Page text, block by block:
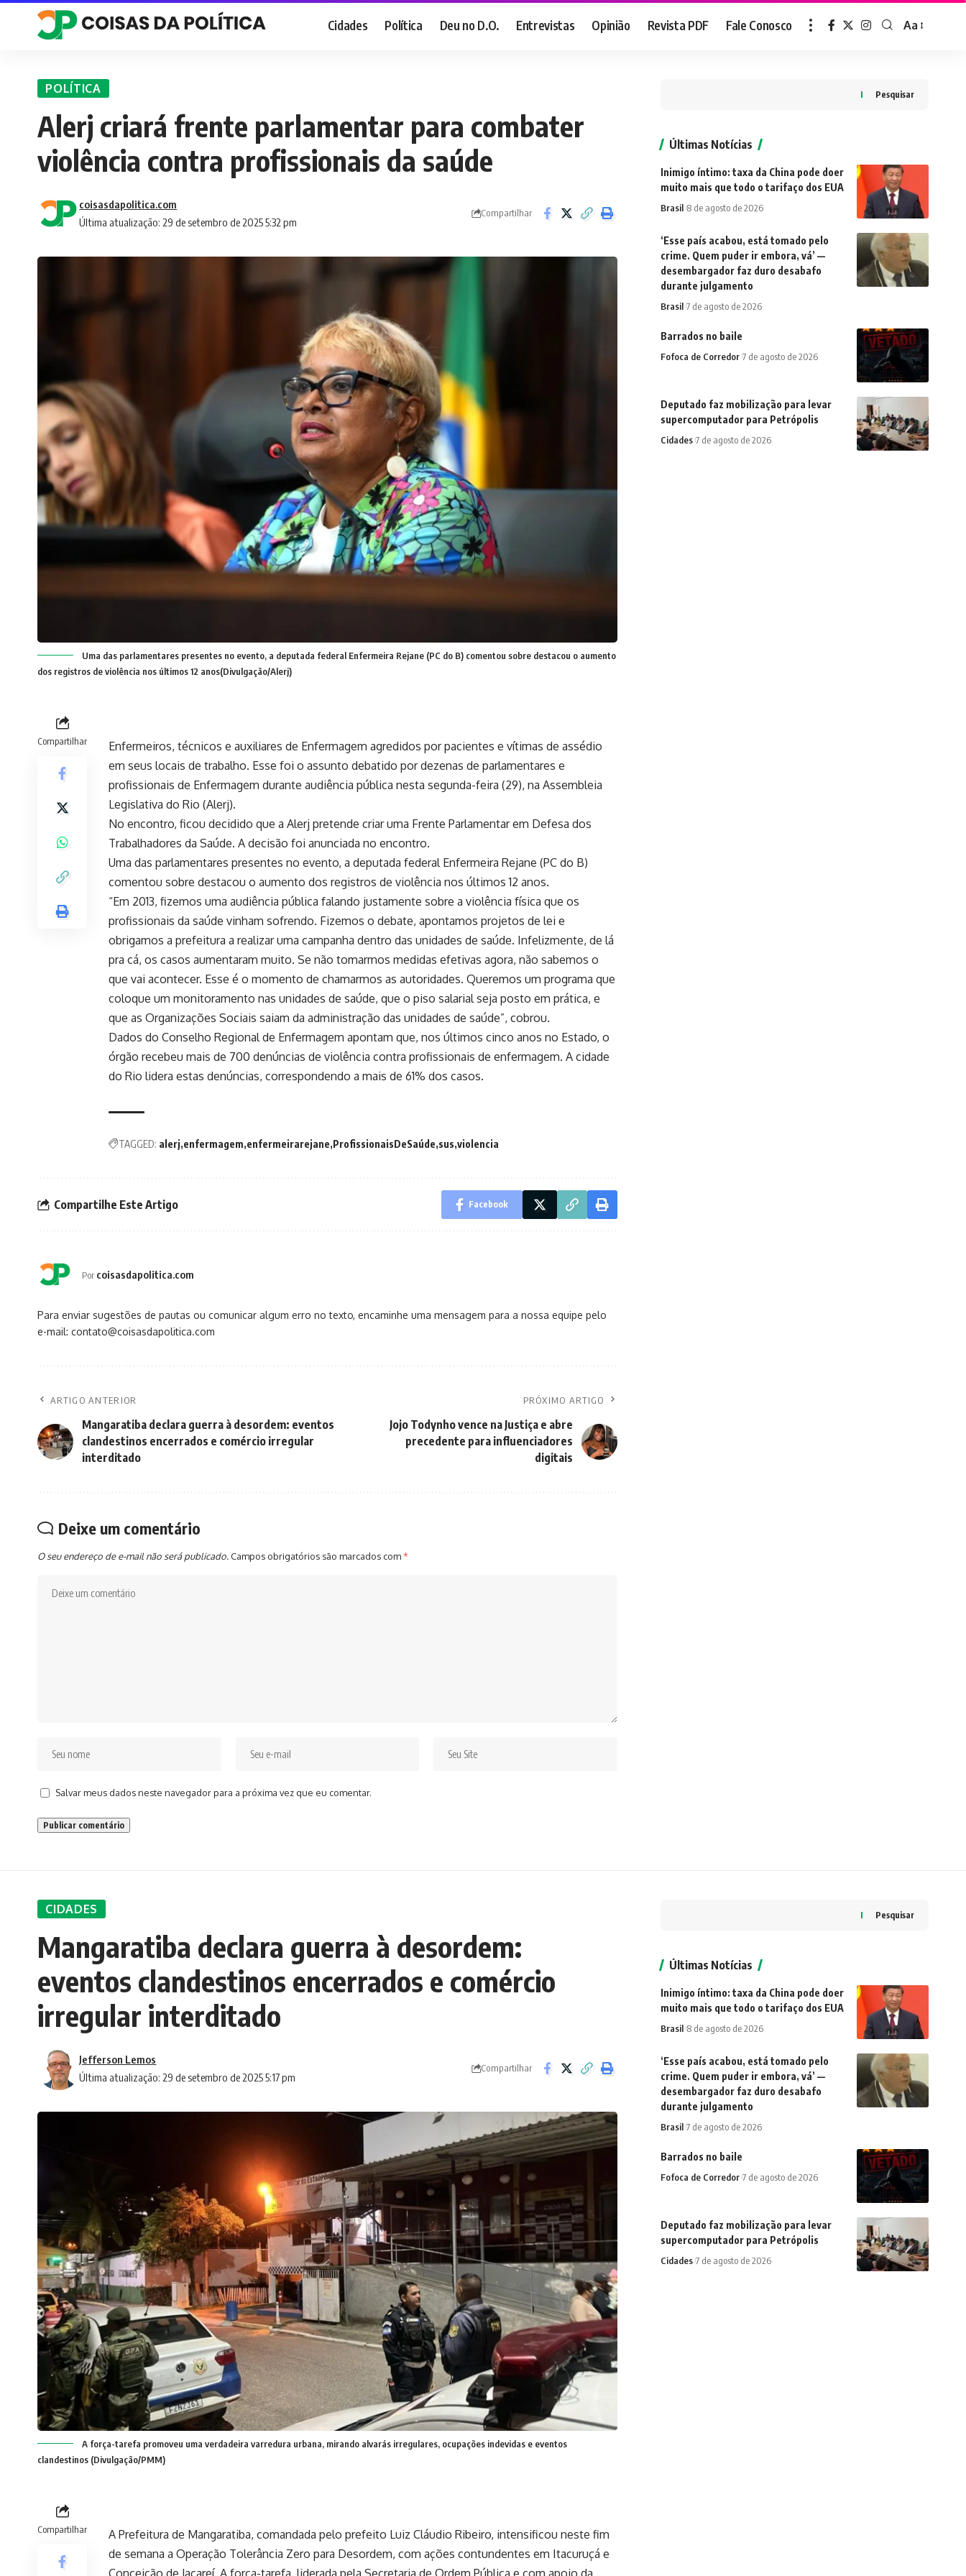
Cidades Política Deu no D.O. Entrevistas Opinião Revista PDF Fale Conosco
Font
Aa
POLÍTICA
Alerj criará frente parlamentar para combater
violência contra profissionais da saúde
Última atualização: 29 de setembro de 2025 5:32 pm
coisasdapolitica.com
Compartilhar
Uma das parlamentares presentes no evento, a deputada federal Enfermeira Rejane (PC do B) comentou sobre destacou o aumento
dos registros de violência nos últimos 12 anos(Divulgação/Alerj)
Compartilhar
Enfermeiros, técnicos e auxiliares de Enfermagem agredidos por pacientes e vítimas de assédio
em seus locais de trabalho. Esse foi o assunto debatido por dezenas de parlamentares e
profissionais de Enfermagem durante audiência pública nesta segunda-feira (29), na Assembleia
Legislativa do Rio (Alerj).
No encontro, ficou decidido que a Alerj pretende criar uma Frente Parlamentar em Defesa dos
Trabalhadores da Saúde. A decisão foi anunciada no encontro.
Uma das parlamentares presentes no evento, a deputada federal Enfermeira Rejane (PC do B)
comentou sobre destacou o aumento dos registros de violência nos últimos 12 anos.
“Em 2013, fizemos uma audiência pública falando justamente sobre a violência física que os
profissionais da saúde vinham sofrendo. Fizemos o debate, apontamos projetos de lei e
obrigamos a prefeitura a realizar uma campanha dentro das unidades de saúde. Infelizmente, de lá
pra cá, os casos aumentaram muito. Se não tomarmos medidas efetivas agora, não sabemos o
que vai acontecer. Esse é o momento de chamarmos as autoridades. Queremos um programa que
coloque um monitoramento nas unidades de saúde, que o piso salarial seja posto em prática, e
que as Organizações Sociais saiam da administração das unidades de saúde”, cobrou.
Dados do Conselho Regional de Enfermagem apontam que, nos últimos cinco anos no Estado, o
órgão recebeu mais de 700 denúncias de violência contra profissionais de enfermagem. A cidade
do Rio lidera estas denúncias, correspondendo a mais de 61% dos casos.
TAGGED: alerj enfermagem enfermeirarejane ProfissionaisDeSaúde sus violencia
Compartilhe Este Artigo Facebook
Por coisasdapolitica.com
Para enviar sugestões de pautas ou comunicar algum erro no texto, encaminhe uma mensagem para a nossa equipe pelo
e-mail: contato@coisasdapolitica.com
ARTIGO ANTERIOR
Mangaratiba declara guerra à desordem: eventos
clandestinos encerrados e comércio irregular
interditado
PRÓXIMO ARTIGO
Jojo Todynho vence na Justiça e abre
precedente para influenciadores
digitais
Deixe um comentário
O seu endereço de e-mail não será publicado. Campos obrigatórios são marcados com*
Salvar meus dados neste navegador para a próxima vez que eu comentar.
Pesquisar
Últimas Notícias
Inimigo íntimo: taxa da China pode doer
muito mais que todo o tarifaço dos EUA
Brasil 8 de agosto de 2026
‘Esse país acabou, está tomado pelo
crime. Quem puder ir embora, vá’ —
desembargador faz duro desabafo
durante julgamento
Brasil 7 de agosto de 2026
Barrados no baile
Fofoca de Corredor 7 de agosto de 2026
Deputado faz mobilização para levar
supercomputador para Petrópolis
Cidades 7 de agosto de 2026
CIDADES
Mangaratiba declara guerra à desordem:
eventos clandestinos encerrados e comércio
irregular interditado
Última atualização: 29 de setembro de 2025 5:17 pm
Jefferson Lemos
Compartilhar
A força-tarefa promoveu uma verdadeira varredura urbana, mirando alvarás irregulares, ocupações indevidas e eventos
clandestinos (Divulgação/PMM)
Compartilhar
A Prefeitura de Mangaratiba, comandada pelo prefeito Luiz Cláudio Ribeiro, intensificou neste fim
de semana a Operação Tolerância Zero para Desordem, com ações contundentes em Itacuruçá e
Pesquisar
Últimas Notícias
Inimigo íntimo: taxa da China pode doer
muito mais que todo o tarifaço dos EUA
Brasil 8 de agosto de 2026
‘Esse país acabou, está tomado pelo
crime. Quem puder ir embora, vá’ —
desembargador faz duro desabafo
durante julgamento
Brasil 7 de agosto de 2026
Barrados no baile
Fofoca de Corredor 7 de agosto de 2026
Deputado faz mobilização para levar
supercomputador para Petrópolis
Cidades 7 de agosto de 2026